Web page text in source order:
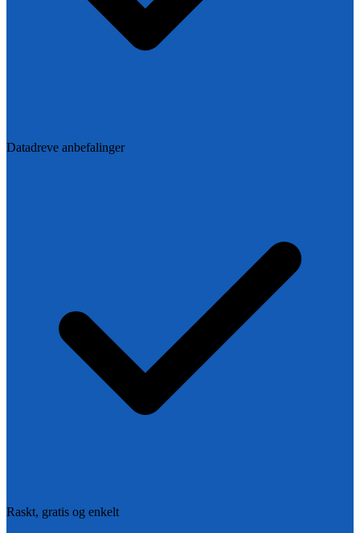
Datadreve anbefalinger
Raskt, gratis og enkelt